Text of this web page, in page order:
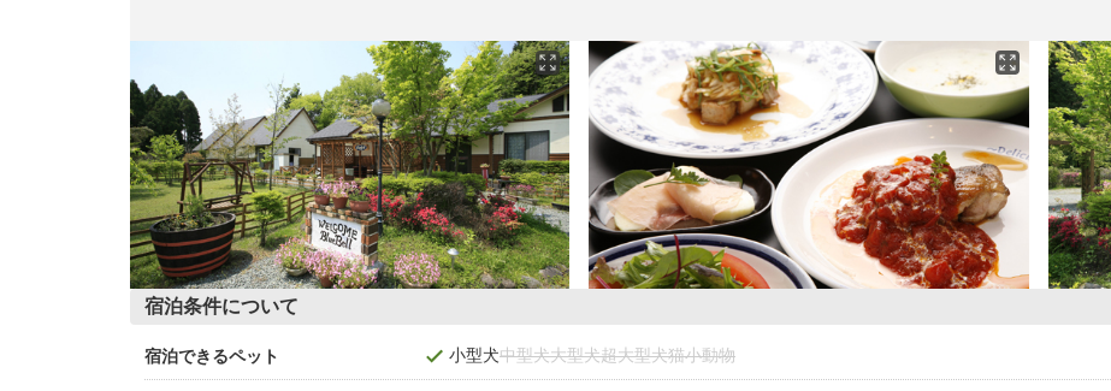
宿泊条件について
宿泊できるペット 小型犬中型犬大型犬超大型犬猫小動物